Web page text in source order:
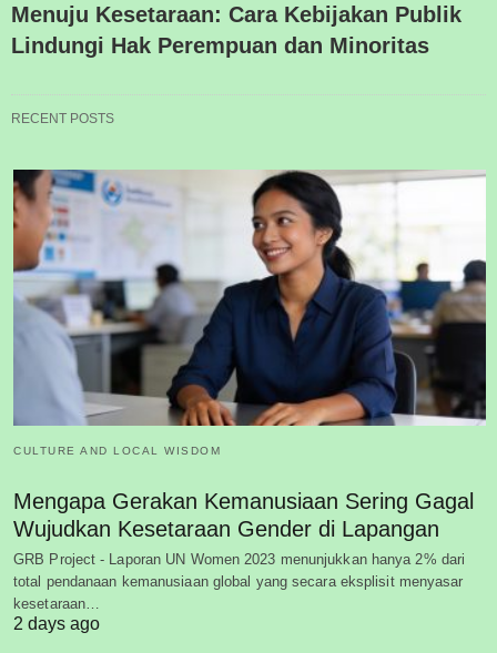
Menuju Kesetaraan: Cara Kebijakan Publik
Lindungi Hak Perempuan dan Minoritas
RECENT POSTS
CULTURE AND LOCAL WISDOM
Mengapa Gerakan Kemanusiaan Sering Gagal
Wujudkan Kesetaraan Gender di Lapangan
GRB Project - Laporan UN Women 2023 menunjukkan hanya 2% dari
total pendanaan kemanusiaan global yang secara eksplisit menyasar
kesetaraan…
2 days ago